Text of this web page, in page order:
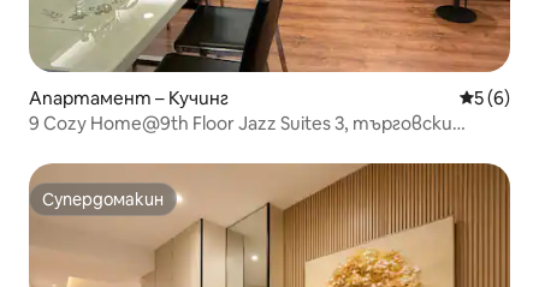
Апартамент – Кучинг Средна
5 (6)
9 Cozy Home@9th Floor Jazz Suites 3, търговски
Супердомакин
Супердомакин